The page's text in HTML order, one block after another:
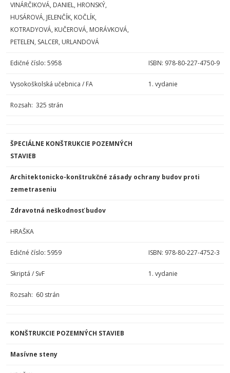
VINÁRČIKOVÁ, DANIEL, HRONSKÝ,
HUSÁROVÁ, JELENČÍK, KOČLÍK,
KOTRADYOVÁ, KUČEROVÁ, MORÁVKOVÁ,
PETELEN, SALCER, URLANDOVÁ
Edičné číslo: 5958 ISBN: 978-80-227-4750-9
Vysokoškolská učebnica / FA 1. vydanie
Rozsah: 325 strán
ŠPECIÁLNE KONŠTRUKCIE POZEMNÝCH
STAVIEB
Architektonicko-konštrukčné zásady ochrany budov proti
zemetraseniu
Zdravotná neškodnosť budov
HRAŠKA
Edičné číslo: 5959 ISBN: 978-80-227-4752-3
Skriptá / SvF 1. vydanie
Rozsah: 60 strán
KONŠTRUKCIE POZEMNÝCH STAVIEB
Masívne steny